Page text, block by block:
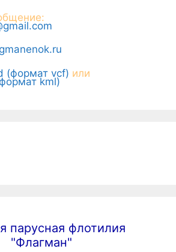
(формат vcf) или
kml)
парусная флотилия
"Флагман"